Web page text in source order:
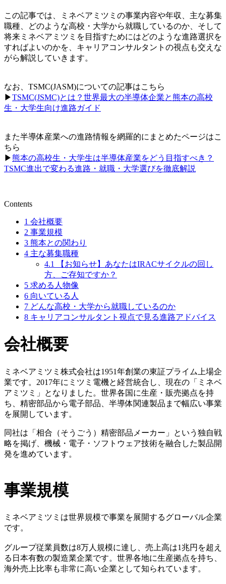
この記事では、ミネベアミツミの事業内容や年収、主な募集
職種、どのような高校・大学から就職しているのか、そして
将来ミネベアミツミを目指すためにはどのような進路選択を
すればよいのかを、キャリアコンサルタントの視点も交えな
がら解説していきます。
なお、TSMC(JASM)についての記事はこちら
▶︎TSMC(JSMC)とは？世界最大の半導体企業と熊本の高校
生・大学生向け進路ガイド
また半導体産業への進路情報を網羅的にまとめたページはこ
ちら
▶︎熊本の高校生・大学生は半導体産業をどう目指すべき？
TSMC進出で変わる進路・就職・大学選びを徹底解説
Contents
1 会社概要
2 事業規模
3 熊本との関わり
4 主な募集職種
4.1
【お知らせ】あなたはIRACサイクルの回し
方、ご存知ですか？
5 求める人物像
6 向いている人
7 どんな高校・大学から就職しているのか
8 キャリアコンサルタント視点で見る進路アドバイス
会社概要
ミネベアミツミ株式会社は1951年創業の東証プライム上場企
業です。2017年にミツミ電機と経営統合し、現在の「ミネベ
アミツミ」となりました。世界各国に生産・販売拠点を持
ち、精密部品から電子部品、半導体関連製品まで幅広い事業
を展開しています。
同社は「相合（そうごう）精密部品メーカー」という独自戦
略を掲げ、機械・電子・ソフトウェア技術を融合した製品開
発を進めています。
事業規模
ミネベアミツミは世界規模で事業を展開するグローバル企業
です。
グループ従業員数は8万人規模に達し、売上高は1兆円を超え
る日本有数の製造業企業です。世界各地に生産拠点を持ち、
海外売上比率も非常に高い企業として知られています。